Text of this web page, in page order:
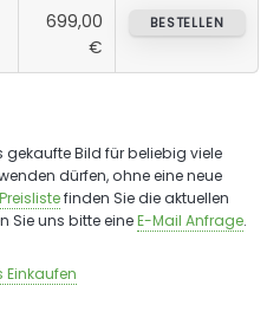
699,00
€
BESTELLEN
gekaufte Bild für beliebig viele
dürfen, ohne eine neue
Preislistefinden Sie die aktuellen
Sie uns bitte eineE-Mail Anfrage.
Einkaufen